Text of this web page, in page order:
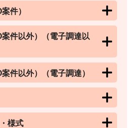
件）
案件以外）（電子調達以
件以外）（電子調達）
様式